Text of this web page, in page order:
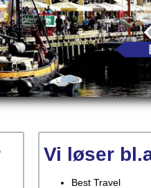
Vi løser
Best Travel